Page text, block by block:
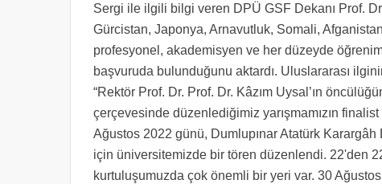
Sergi ile ilgili bilgi veren DPÜ GSF Dekanı Prof.
Gürcistan, Japonya, Arnavutluk, Somali,
profesyonel, akademisyen ve her düzeyde
başvuruda bulunduğunu aktardı. Uluslararası
“Rektör Prof. Dr. Prof. Dr. Kâzım Uysal’ın
çerçevesinde düzenlediğimiz yarışmamızın finalist
Ağustos 2022 günü, Dumlupınar Atatürk Karargâh
için üniversitemizde bir tören düzenlendi. 22'den
kurtuluşumuzda çok önemli bir yeri var. 30